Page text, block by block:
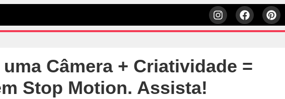
Câmera + Criatividade =
Stop Motion. Assista!